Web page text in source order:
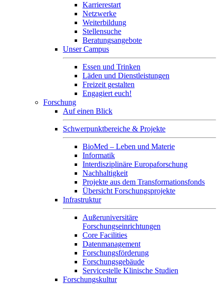
Karrierestart
Netzwerke
Weiterbildung
Stellensuche
Beratungsangebote
Unser Campus
Essen und Trinken
Läden und Dienstleistungen
Freizeit gestalten
Engagiert euch!
Forschung
Auf einen Blick
Schwerpunktbereiche & Projekte
BioMed – Leben und Materie
Informatik
Interdisziplinäre Europaforschung
Nachhaltigkeit
Projekte aus dem Transformationsfonds
Übersicht Forschungsprojekte
Infrastruktur
Außeruniversitäre
Forschungseinrichtungen
Core Facilities
Datenmanagement
Forschungsförderung
Forschungsgebäude
Servicestelle Klinische Studien
Forschungskultur